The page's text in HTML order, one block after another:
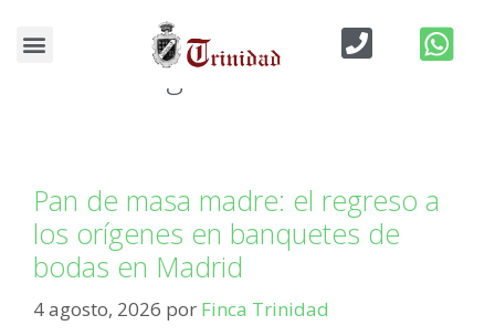
Marketing
Pan de masa madre: el regreso a
los orígenes en banquetes de
bodas en Madrid
4 agosto, 2026 por Finca Trinidad